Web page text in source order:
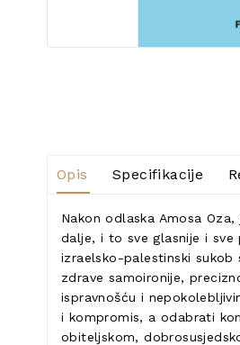
Opis Specifikacije
Nakon odlaska Amosa
dalje, i to sve glasnije i sve
izraelsko-palestinski
zdrave samoironije,
ispravnošću i
i kompromis, a odabrati
obiteljskom,